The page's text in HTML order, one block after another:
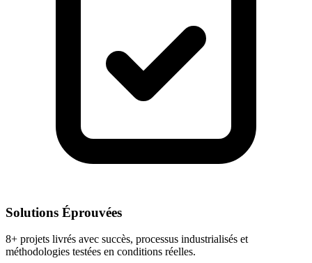
Solutions Éprouvées
8+ projets livrés avec succès, processus industrialisés et
méthodologies testées en conditions réelles.